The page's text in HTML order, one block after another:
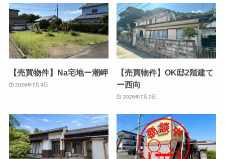
【売買物件】Na宅地ー潮岬
2026年7月3日
【売買物件】OK邸2階建て
ー西向
2026年7月2日